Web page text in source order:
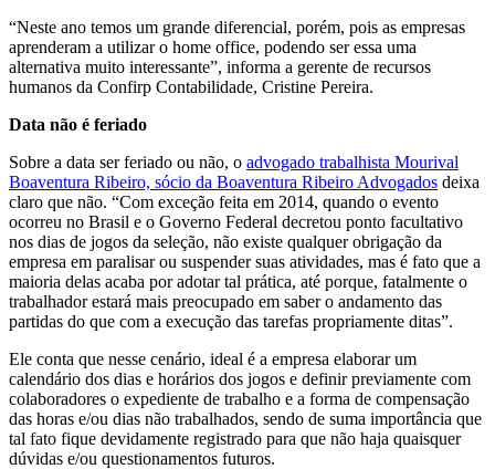
“Neste ano temos um grande diferencial, porém, pois as empresas
aprenderam a utilizar o home office, podendo ser essa uma
alternativa muito interessante”, informa a gerente de recursos
humanos da Confirp Contabilidade, Cristine Pereira.
Data não é feriado
Sobre a data ser feriado ou não, o advogado trabalhista Mourival
Boaventura Ribeiro, sócio da Boaventura Ribeiro Advogados deixa
claro que não. “Com exceção feita em 2014, quando o evento
ocorreu no Brasil e o Governo Federal decretou ponto facultativo
nos dias de jogos da seleção, não existe qualquer obrigação da
empresa em paralisar ou suspender suas atividades, mas é fato que a
maioria delas acaba por adotar tal prática, até porque, fatalmente o
trabalhador estará mais preocupado em saber o andamento das
partidas do que com a execução das tarefas propriamente ditas”.
Ele conta que nesse cenário, ideal é a empresa elaborar um
calendário dos dias e horários dos jogos e definir previamente com
colaboradores o expediente de trabalho e a forma de compensação
das horas e/ou dias não trabalhados, sendo de suma importância que
tal fato fique devidamente registrado para que não haja quaisquer
dúvidas e/ou questionamentos futuros.